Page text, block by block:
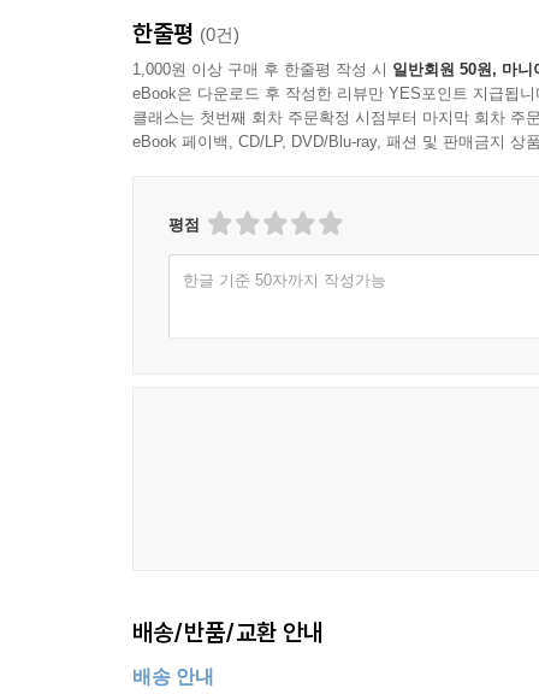
한줄평 (0건)
1,000원 이상 구매 후 한줄평 작성 시 일반회원 50원, 마니
eBook은 다운로드 후 작성한 리뷰만 YES포인트 지급됩니
클래스는 첫번째 회차 주문확정 시점부터 마지막 회차 주
eBook 페이백, CD/LP, DVD/Blu-ray, 패션 및 판매금지 상
평점
한글 기준 50자까지 작성가능
배송/반품/교환 안내
배송 안내